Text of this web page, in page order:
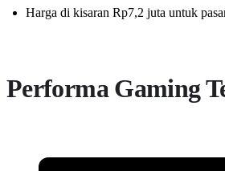
Harga di kisaran Rp7,2 juta untuk
Performa Gaming